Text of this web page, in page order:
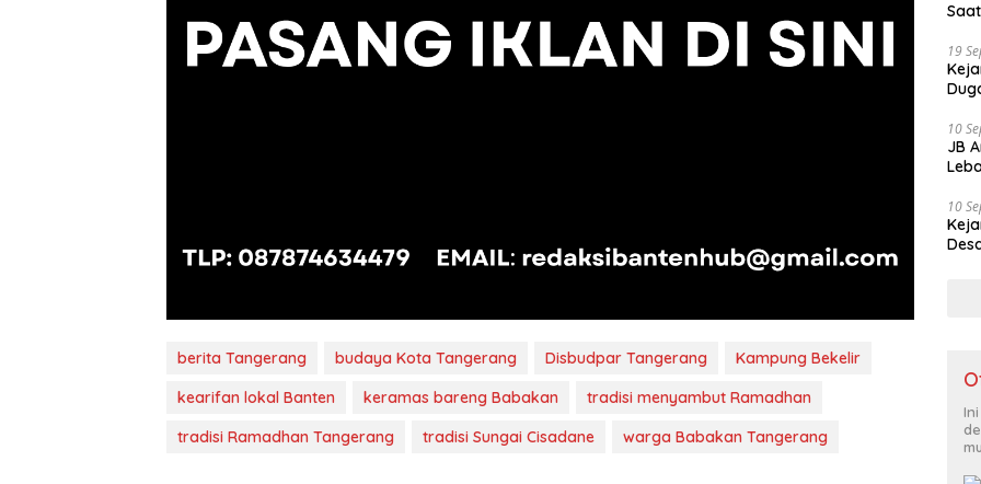
berita Tangerang budaya Kota Tangerang Disbudpar Tangerang
Kampung Bekelir
kearifan lokal Banten
keramas bareng Babakan
tradisi menyambut Ramadhan
tradisi Ramadhan Tangerang
tradisi Sungai Cisadane warga Babakan Tangerang
19
10
JB
10